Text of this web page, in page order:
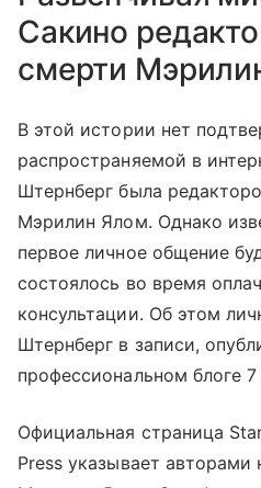
Сакино
смерти
В этой истории нет
распространяемой в
Штернберг была
Мэрилин Ялом. Однако
первое личное общение
состоялось во время
консультации. Об этом
Штернберг в записи,
профессиональном блоге
Официальная страница
Press указывает авторами